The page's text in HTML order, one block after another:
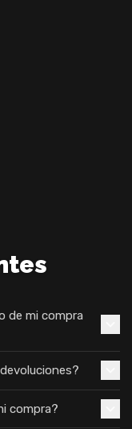
, USD 19.99
de mi compra
compra?